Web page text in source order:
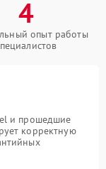
4
опыт работы
и прошедшие
корректную